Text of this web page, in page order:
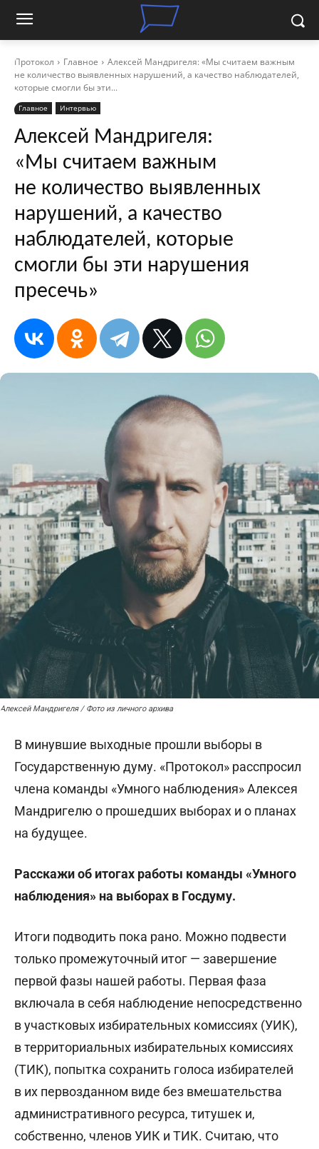
Протокол Главное
Алексей Мандригеля: «Мы считаем важным
не количество выявленных нарушений, а качество наблюдателей,
которые смогли бы эти...
Главное Интервью
Алексей Мандригеля:
«Мы считаем важным
не количество выявленных
нарушений, а качество
наблюдателей, которые
смогли бы эти нарушения
пресечь»
Алексей Мандригеля / Фото из личного архива
В минувшие выходные прошли выборы в
Государственную думу. «Протокол» расспросил
члена команды «Умного наблюдения» Алексея
Мандригелю о прошедших выборах и о планах
на будущее.
Расскажи об итогах работы команды «Умного
наблюдения» на выборах в Госдуму.
Итоги подводить пока рано. Можно подвести
только промежуточный итог — завершение
первой фазы нашей работы. Первая фаза
включала в себя наблюдение непосредственно
в участковых избирательных комиссиях (УИК),
в территориальных избирательных комиссиях
(ТИК), попытка сохранить голоса избирателей
в их первозданном виде без вмешательства
административного ресурса, титушек и,
собственно, членов УИК и ТИК. Считаю, что